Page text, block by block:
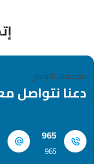
معلومات التواصل
دعنا نتواصل
965
965